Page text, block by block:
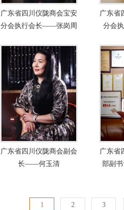
广东省四川仪陇商会宝安
分会执行会长——张岗周
广东省
分会
广东省四川仪陇商会副会
长——何玉清
广东省
部副
1 2 3